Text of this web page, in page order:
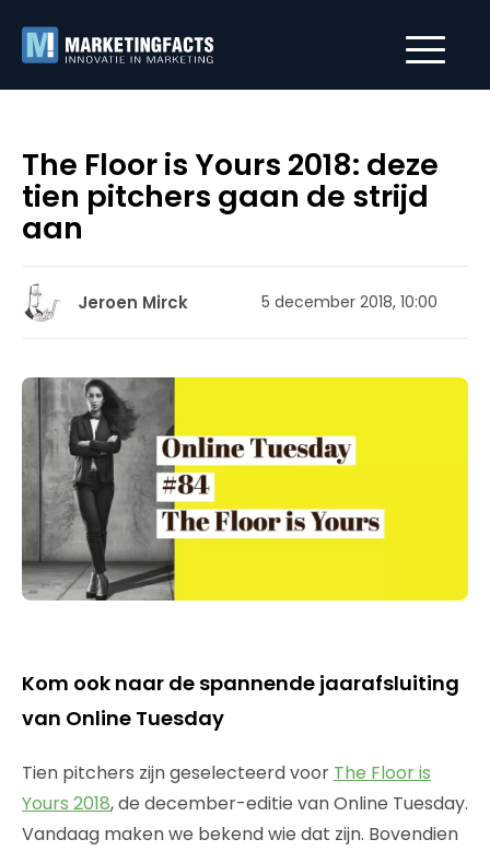
The Floor is Yours 2018: deze
tien pitchers gaan de strijd
aan
Jeroen Mirck 5 december 2018, 10:00
Kom ook naar de spannende jaarafsluiting
van Online Tuesday
Tien pitchers zijn geselecteerd voor The Floor is
Yours 2018, de december-editie van Online Tuesday.
Vandaag maken we bekend wie dat zijn. Bovendien